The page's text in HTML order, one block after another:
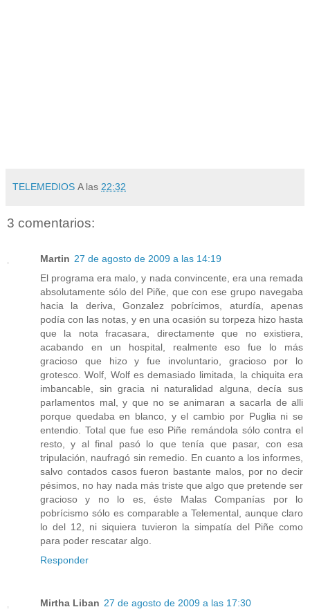
TELEMEDIOS A las 22:32
3 comentarios:
Martin 27 de agosto de 2009 a las 14:19
El programa era malo, y nada convincente, era una remada
absolutamente sólo del Piñe, que con ese grupo navegaba
hacia la deriva, Gonzalez pobrícimos, aturdía, apenas
podía con las notas, y en una ocasión su torpeza hizo hasta
que la nota fracasara, directamente que no existiera,
acabando en un hospital, realmente eso fue lo más
gracioso que hizo y fue involuntario, gracioso por lo
grotesco. Wolf, Wolf es demasiado limitada, la chiquita era
imbancable, sin gracia ni naturalidad alguna, decía sus
parlamentos mal, y que no se animaran a sacarla de alli
porque quedaba en blanco, y el cambio por Puglia ni se
entendio. Total que fue eso Piñe remándola sólo contra el
resto, y al final pasó lo que tenía que pasar, con esa
tripulación, naufragó sin remedio. En cuanto a los informes,
salvo contados casos fueron bastante malos, por no decir
pésimos, no hay nada más triste que algo que pretende ser
gracioso y no lo es, éste Malas Companías por lo
pobrícismo sólo es comparable a Telemental, aunque claro
lo del 12, ni siquiera tuvieron la simpatía del Piñe como
para poder rescatar algo.
Responder
Mirtha Liban 27 de agosto de 2009 a las 17:30